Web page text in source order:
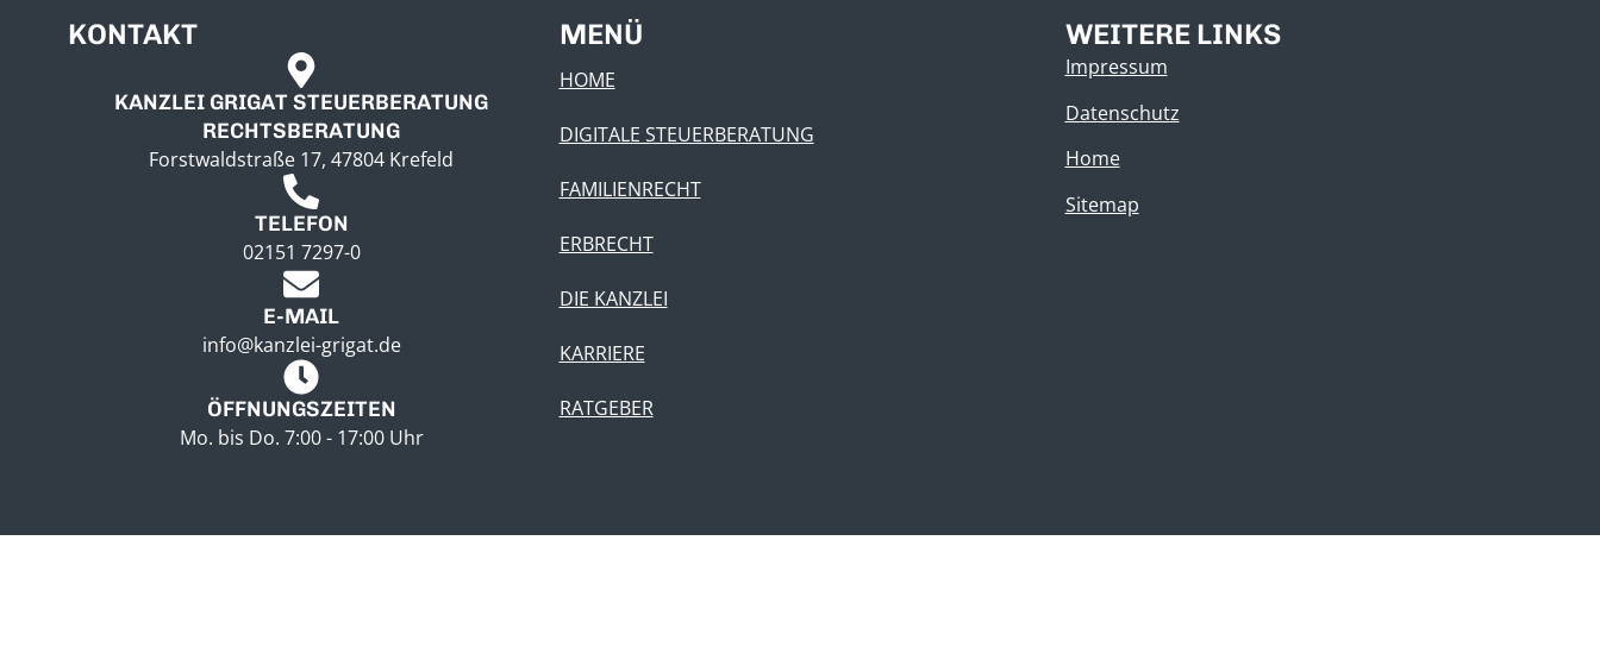
KONTAKT
KANZLEI GRIGAT STEUERBERATUNG
RECHTSBERATUNG
Forstwaldstraße 17, 47804 Krefeld
TELEFON
02151 7297-0
E-MAIL
info@kanzlei-grigat.de
ÖFFNUNGSZEITEN
Mo. bis Do. 7:00 - 17:00 Uhr
MENÜ
HOME
DIGITALE STEUERBERATUNG
FAMILIENRECHT
ERBRECHT
DIE KANZLEI
KARRIERE
RATGEBER
WEITERE LINKS
Impressum
Datenschutz
Home
Sitemap